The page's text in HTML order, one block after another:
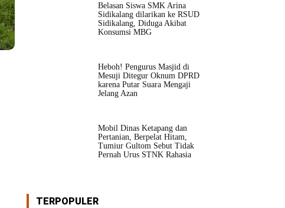
Belasan Siswa SMK Arina
Sidikalang dilarikan ke RSUD
Sidikalang, Diduga Akibat
Konsumsi MBG
Heboh! Pengurus Masjid di
Mesuji Ditegur Oknum DPRD
karena Putar Suara Mengaji
Jelang Azan
Mobil Dinas Ketapang dan
Pertanian, Berpelat Hitam,
Tumiur Gultom Sebut Tidak
Pernah Urus STNK Rahasia
TERPOPULER